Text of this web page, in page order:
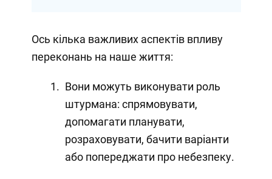
Ось кілька важливих аспектів впливу
переконань на наше життя:
Вони можуть виконувати роль
штурмана: спрямовувати,
допомагати планувати,
розраховувати, бачити варіанти
або попереджати про небезпеку.